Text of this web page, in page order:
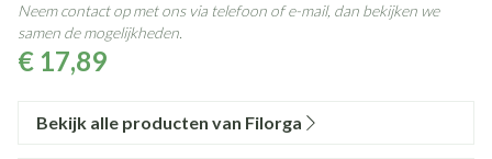
€ 17,89
Neem contact op met ons via telefoon of e-mail, dan bekijken we
samen de mogelijkheden.
Bekijk alle producten van Filorga